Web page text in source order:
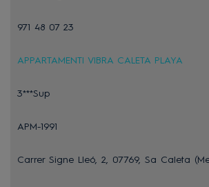
971 48 07 23
APPARTAMENTI VIBRA CALETA PLAYA
3***Sup
APM-1991
Carrer Signe Lleó, 2, 07769, Sa Caleta